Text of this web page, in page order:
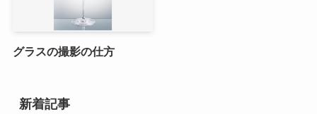
グラスの撮影の仕方
新着記事